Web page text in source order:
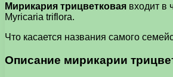
Мирикария трицветковая входит в
Myricaria triflora.
Что касается названия самого
Описание мирикарии